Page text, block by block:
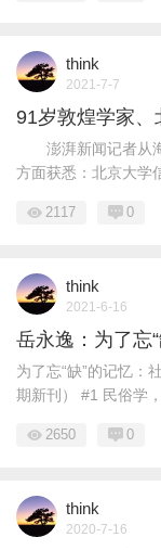
think
2021-7-7
91岁敦煌学家
澎湃新闻记者从海
方面获悉：北京大学
2117 0
think
2021-6-16
岳永逸：为了忘
为了忘“缺”的记忆：
期新刊） #1 民俗学
2650 0
think
2020-7-16